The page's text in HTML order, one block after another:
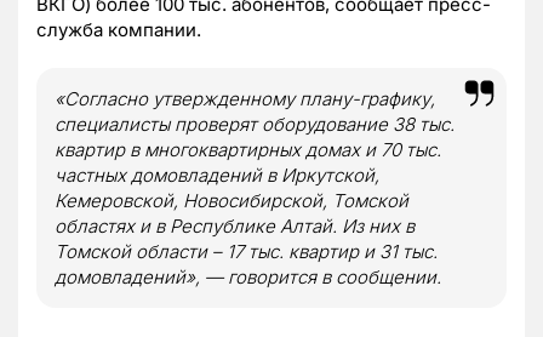
служба компании.
«Согласно утвержденному плану-графику,
специалисты проверят оборудование 38 тыс.
квартир в многоквартирных домах и 70 тыс.
частных домовладений в Иркутской,
Кемеровской, Новосибирской, Томской
областях и в Республике Алтай. Из них в
Томской области – 17 тыс. квартир и 31 тыс.
домовладений», — говорится в сообщении.